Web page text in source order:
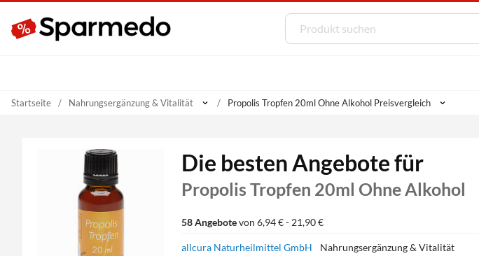
Startseite Nahrungsergänzung & Vitalität Propolis Tropfen 20ml Ohne Alkohol Preisvergleich
Die besten Angebote für
Propolis Tropfen 20ml Ohne Alkohol
58 Angebotevon 6,94 € - 21,90 €
allcura Naturheilmittel GmbH Nahrungsergänzung & Vitalität